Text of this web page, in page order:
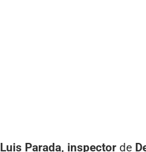
Luis Parada, inspector de